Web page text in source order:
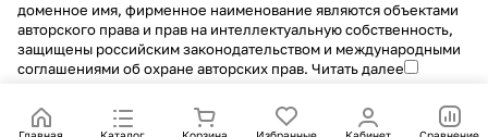
доменное имя, фирменное наименование являются объектами
авторского права и прав на интеллектуальную собственность,
защищены российским законодательством и международными
соглашениями об охране авторских прав. Читать далее